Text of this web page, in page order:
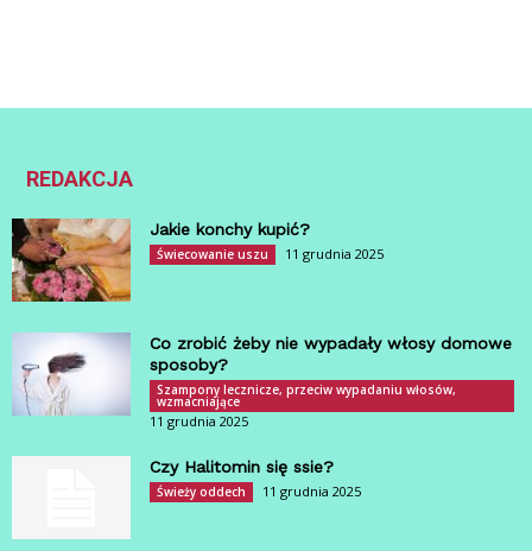
REDAKCJA
Jakie konchy kupić?
Świecowanie uszu 11 grudnia 2025
Co zrobić żeby nie wypadały włosy domowe
sposoby?
Szampony lecznicze, przeciw wypadaniu włosów,
wzmacniające
11 grudnia 2025
Czy Halitomin się ssie?
Świeży oddech 11 grudnia 2025